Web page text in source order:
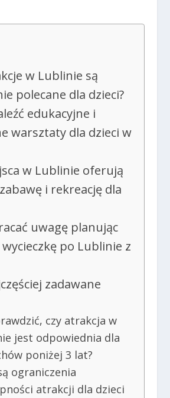
w Lublinie są
polecane dla dzieci?
edukacyjne i
warsztaty dla dzieci w
w Lublinie oferują
i rekreację dla
uwagę planując
po Lublinie z
zadawane
czy atrakcja w
jest odpowiednia dla
poniżej 3 lat?
ograniczenia
atrakcji dla dzieci